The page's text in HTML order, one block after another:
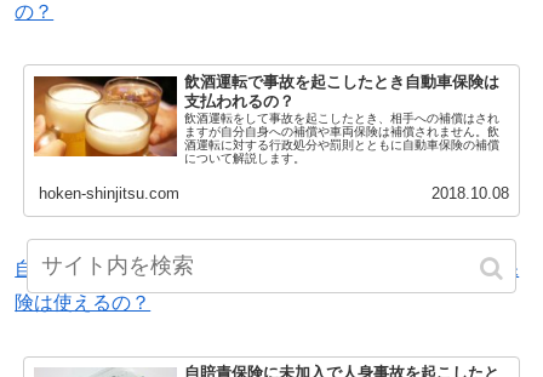
の？
飲酒運転で事故を起こしたとき自動車保険は
支払われるの？
飲酒運転をして事故を起こしたとき、相手への補償はされ
ますが自分自身への補償や車両保険は補償されません。飲
酒運転に対する行政処分や罰則とともに自動車保険の補償
について解説します。
hoken-shinjitsu.com 2018.10.08
自賠責保険に未加入で人身事故を起こしたときでも任意保
険は使えるの？
自賠責保険に未加入で人身事故を起こしたと